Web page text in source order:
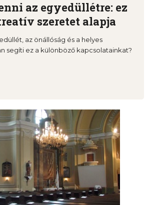
az egyedüllétre: ez
szeretet alapja
az önállóság és a helyes
segíti ez a különböző kapcsolatainkat?